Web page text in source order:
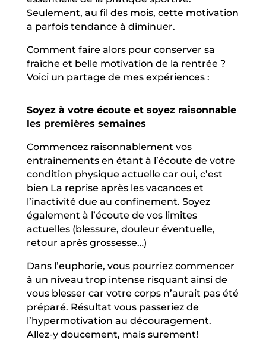
Seulement, au fil des mois, cette motivation
a parfois tendance à diminuer.
Comment faire alors pour conserver sa
fraîche et belle motivation de la rentrée ?
Voici un partage de mes expériences :
Soyez à votre écoute et soyez raisonnable
les premières semaines
Commencez raisonnablement vos
entrainements en étant à l’écoute de votre
condition physique actuelle car oui, c’est
bien La reprise après les vacances et
l’inactivité due au confinement. Soyez
également à l’écoute de vos limites
actuelles (blessure, douleur éventuelle,
retour après grossesse…)
Dans l’euphorie, vous pourriez commencer
à un niveau trop intense risquant ainsi de
vous blesser car votre corps n’aurait pas été
préparé. Résultat vous passeriez de
l’hypermotivation au découragement.
Allez-y doucement, mais surement!